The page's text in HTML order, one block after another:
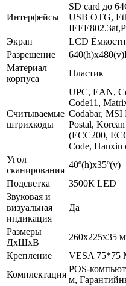
Интерфейсы
SD card до
USB OTG,
Экран
LCD
Разрешение
Материал
корпуса
Пластик
Считываемые
штрихкоды
UPC, EAN,
Code11,
Codabar, MSI
Postal,
(ECC200,
Code, Hanxin
Угол
сканирования
40º(h)x35º(v)
Подсветка
3500К LED
Звуковая и
визуальная
индикация
Да
Размеры
ДхШхВ
260х225х35
Крепление
VESA 75*75
Комплектация
POS-
м,